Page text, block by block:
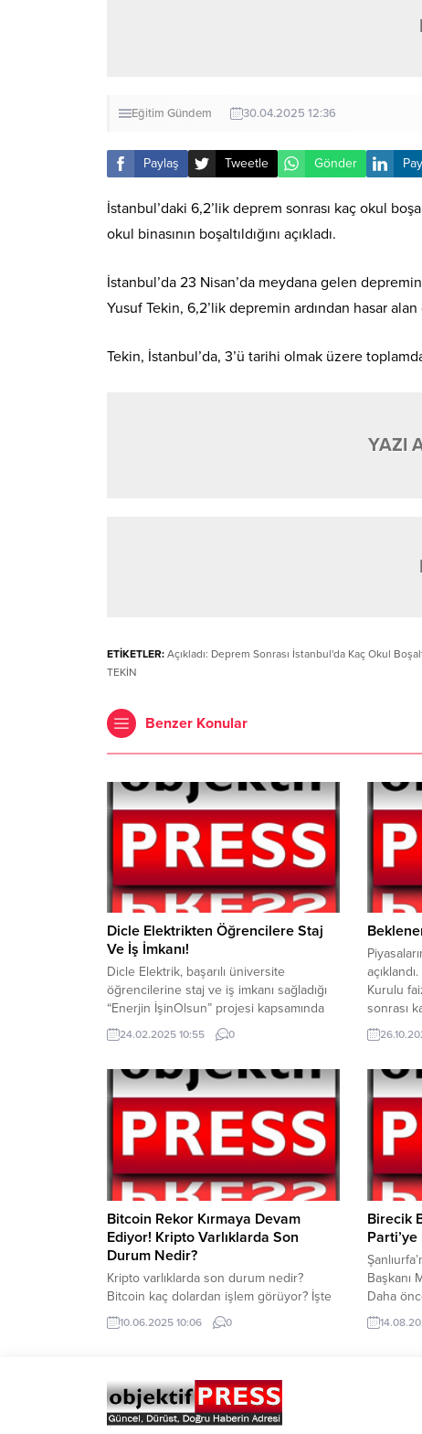
Eğitim Gündem 30.04.2025 12:36
Paylaş Tweetle Gönder
İstanbul’daki 6,2’lik deprem sonrası kaç okul
okul binasının boşaltıldığını açıkladı.
İstanbul’da 23 Nisan’da meydana gelen
Yusuf Tekin, 6,2’lik depremin ardından hasar
Tekin, İstanbul’da, 3’ü tarihi olmak üzere
YAZI
ETİKETLER: Açıkladı: Deprem Sonrası İstanbul'da Kaç Okul
TEKİN
Benzer Konular
Dicle Elektrikten Öğrencilere Staj
Ve İş İmkanı!
Dicle Elektrik, başarılı üniversite
öğrencilerine staj ve iş imkanı sağladığı
“Enerjin İşinOlsun” projesi kapsamında
Harran Üniversitesi ve Batman
Üniversitesi’nden sonra DicleÜniversitesi
üniversite öğrencilerine staj vemezuniyet
sonrasında iş imkânı sağlayarak enerji
sektörünün yetişmiş insan gücüihtiyacına
katkı sunmayı amaçlıyor. Dicle Elektrik,
bölge üniversiteleriyle olan iş birliklerini...
24.02.2025 10:55 0
Kurulu
sonrası
Bankası
toplantı
ARASI
Bitcoin Rekor Kırmaya Devam
Ediyor! Kripto Varlıklarda Son
Durum Nedir?
Kripto varlıklarda son durum nedir?
Bitcoin kaç dolardan işlem görüyor? İşte
detaylar… ABD-ÇİN arasında ticaret
görüşmelerinin Londra’da başlamasıyla
başlamasıyla Bitcoin ve diğer kripto
varlıklar yükselişini sürdürüyor. Bitcoin,
saat 10.05 itibariyle 109 bin 457
10.06.2025 10:06 0
Birecik
Parti’ye
Başkanı
Daha
ile
kuruluş
Genel
Begit’e
Erdoğan,